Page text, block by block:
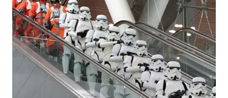
BORNEO
Wahana
Media
Group
WAHANA